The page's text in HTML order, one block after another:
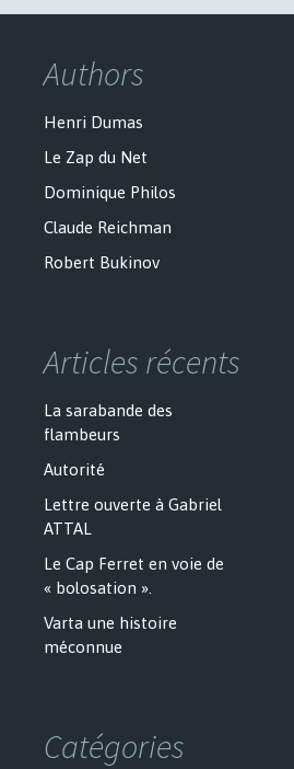
Authors
Henri Dumas
Le Zap du Net
Dominique Philos
Claude Reichman
Robert Bukinov
Articles récents
La sarabande des
flambeurs
Autorité
Lettre ouverte à Gabriel
ATTAL
Le Cap Ferret en voie de
« bolosation ».
Varta une histoire
méconnue
Catégories